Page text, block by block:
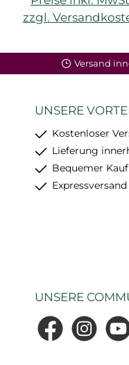
zzgl.
Versand
UNSERE
Kostenloser
Lieferung
Bequemer
UNSERE
FacebookInstagram